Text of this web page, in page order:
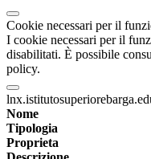
Cookie necessari per il
I cookie necessari per il
disabilitati. È possibile
policy.
Nome
Tipologia
Proprieta